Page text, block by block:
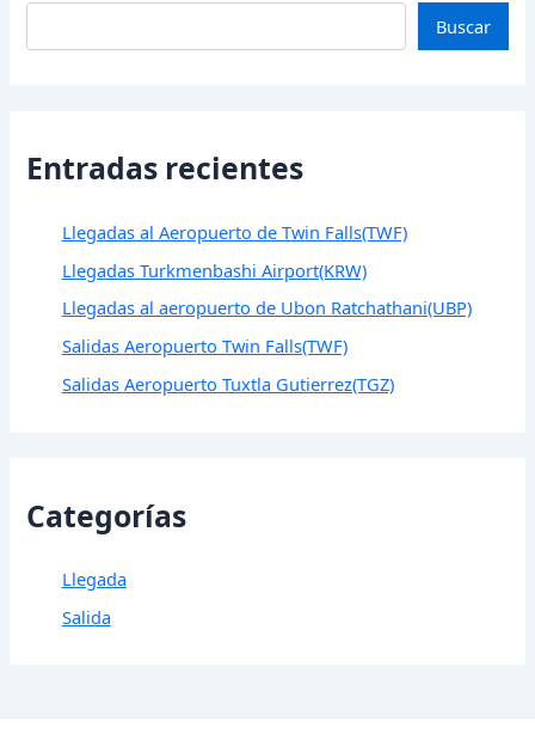
Buscar
Entradas recientes
Llegadas al Aeropuerto de Twin Falls(TWF)
Llegadas Turkmenbashi Airport(KRW)
Llegadas al aeropuerto de Ubon Ratchathani(UBP)
Salidas Aeropuerto Twin Falls(TWF)
Salidas Aeropuerto Tuxtla Gutierrez(TGZ)
Categorías
Llegada
Salida